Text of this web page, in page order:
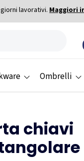
lavorativi.Maggiori
Ombrelli
chiavi